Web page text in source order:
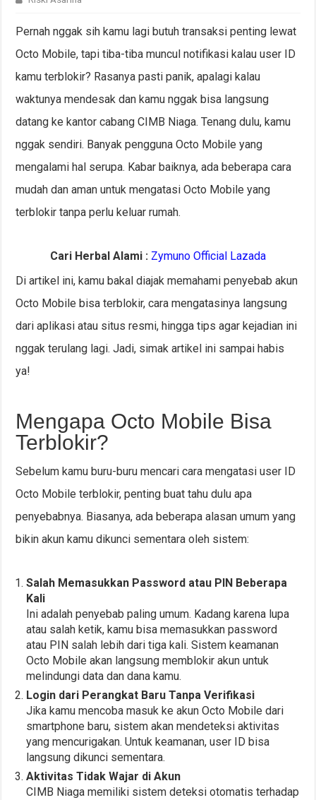
Pernah nggak sih kamu lagi butuh transaksi penting lewat
Octo Mobile, tapi tiba-tiba muncul notifikasi kalau user ID
kamu terblokir? Rasanya pasti panik, apalagi kalau
waktunya mendesak dan kamu nggak bisa langsung
datang ke kantor cabang CIMB Niaga. Tenang dulu, kamu
nggak sendiri. Banyak pengguna Octo Mobile yang
mengalami hal serupa. Kabar baiknya, ada beberapa cara
mudah dan aman untuk mengatasi Octo Mobile yang
terblokir tanpa perlu keluar rumah.
Cari Herbal Alami : Zymuno Official Lazada
Di artikel ini, kamu bakal diajak memahami penyebab akun
Octo Mobile bisa terblokir, cara mengatasinya langsung
dari aplikasi atau situs resmi, hingga tips agar kejadian ini
nggak terulang lagi. Jadi, simak artikel ini sampai habis
ya!
Mengapa Octo Mobile Bisa
Terblokir?
Sebelum kamu buru-buru mencari cara mengatasi user ID
Octo Mobile terblokir, penting buat tahu dulu apa
penyebabnya. Biasanya, ada beberapa alasan umum yang
bikin akun kamu dikunci sementara oleh sistem:
Salah Memasukkan Password atau PIN Beberapa
Kali
Ini adalah penyebab paling umum. Kadang karena lupa
atau salah ketik, kamu bisa memasukkan password
atau PIN salah lebih dari tiga kali. Sistem keamanan
Octo Mobile akan langsung memblokir akun untuk
melindungi data dan dana kamu.
Login dari Perangkat Baru Tanpa Verifikasi
Jika kamu mencoba masuk ke akun Octo Mobile dari
smartphone baru, sistem akan mendeteksi aktivitas
yang mencurigakan. Untuk keamanan, user ID bisa
langsung dikunci sementara.
Aktivitas Tidak Wajar di Akun
CIMB Niaga memiliki sistem deteksi otomatis terhadap